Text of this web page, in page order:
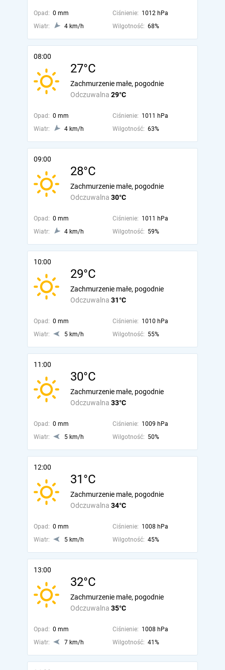
Opad: 0 mm Ciśnienie: 1012 hPa
Wiatr:
4 km/h Wilgotność: 68%
08:00
27°C
Odczuwalna 29°C
Zachmurzenie małe, pogodnie
Opad: 0 mm Ciśnienie: 1011 hPa
Wiatr:
4 km/h Wilgotność: 63%
09:00
28°C
Odczuwalna 30°C
Zachmurzenie małe, pogodnie
Opad: 0 mm Ciśnienie: 1011 hPa
Wiatr:
4 km/h Wilgotność: 59%
10:00
29°C
Odczuwalna 31°C
Zachmurzenie małe, pogodnie
Opad: 0 mm Ciśnienie: 1010 hPa
Wiatr:
5 km/h Wilgotność: 55%
11:00
30°C
Odczuwalna 33°C
Zachmurzenie małe, pogodnie
Opad: 0 mm Ciśnienie: 1009 hPa
Wiatr:
5 km/h Wilgotność: 50%
12:00
31°C
Odczuwalna 34°C
Zachmurzenie małe, pogodnie
Opad: 0 mm Ciśnienie: 1008 hPa
Wiatr:
5 km/h Wilgotność: 45%
13:00
32°C
Odczuwalna 35°C
Zachmurzenie małe, pogodnie
Opad: 0 mm Ciśnienie: 1008 hPa
Wiatr:
7 km/h Wilgotność: 41%